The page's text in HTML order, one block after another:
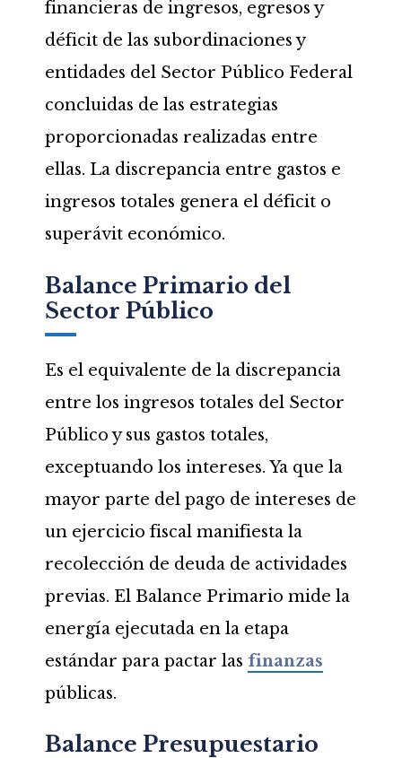
financieras de ingresos, egresos y
déficit de las subordinaciones y
entidades del Sector Público Federal
concluidas de las estrategias
proporcionadas realizadas entre
ellas. La discrepancia entre gastos e
ingresos totales genera el déficit o
superávit económico.
Balance Primario del
Sector Público
Es el equivalente de la discrepancia
entre los ingresos totales del Sector
Público y sus gastos totales,
exceptuando los intereses. Ya que la
mayor parte del pago de intereses de
un ejercicio fiscal manifiesta la
recolección de deuda de actividades
previas. El Balance Primario mide la
energía ejecutada en la etapa
estándar para pactar las finanzas
públicas.
Balance Presupuestario